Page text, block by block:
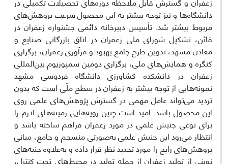
دانشگاه‌ها و نیز توجه بیشتر به این محصول سرعت پژوهش‌های
مربوط بیشتر شد. تأسیس دبیرخانه دائمی جشنواره زعفران در
قائن، تشکیل شورای ملی زعفران در اتاق بازرگانی صنایع و
معادن مشهد، تدوین طرح جامع بهبود و فرآوری زعفران، برگزاری
کنگره و همایش‌های ملی، برگزاری دومین سمپوزیوم بین‌المللی
زعفران در دانشکده کشاورزی دانشگاه فردوسی مشهد
نمونه‌هایی از توجه بیشتر به زعفران در سطح ملّی است که بدون
تردید می‌تواند عامل مهمی در گسترش پژوهش‌های علمی روی
این محصول باشد. امید است چنین رویه‌هایی زمینه‌های لازم را
برای نوعی جنبش علمی در مورد زعفران فراهم ساخته باشد و
انتظار می‌رود این جنبش علمی به‌صورتی منسجم و جامع، مبانی
پژوهش‌های رایج را مورد تجدید نظر قرار داده و به‌علاوه جنبه‌های
نوینی از تولید زعفران از جمله تولید در محیط‌های تحت کنترل،